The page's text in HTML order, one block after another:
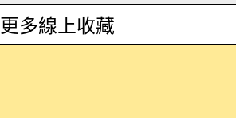
更多線上收藏